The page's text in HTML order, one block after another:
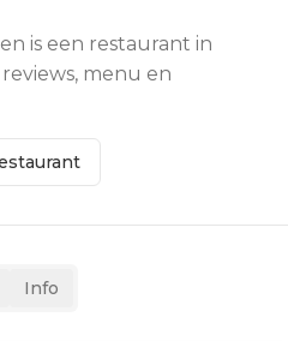
is een restaurant in
menu en
Info